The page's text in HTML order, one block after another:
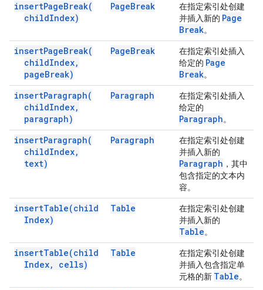
insertPageBreak(
childIndex)
PageBreak
在指定索引处创建
并插入新的 Page
Break。
insertPageBreak(
childIndex,
pageBreak)
PageBreak
在指定索引处插入
给定的 Page
Break。
insertParagraph(
childIndex,
paragraph)
Paragraph
在指定索引处插入
给定的
Paragraph。
insertParagraph(
childIndex,
text)
Paragraph
在指定索引处创建
并插入新的
Paragraph ，其中
包含指定的文本内
容。
insertTable(child
Index)
Table
在指定索引处创建
并插入新的
Table。
insertTable(child
Index, cells)
Table
在指定索引处创建
并插入包含指定单
元格的新 Table。